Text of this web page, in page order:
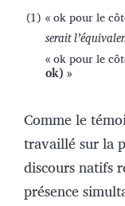
(1) « ok pour le
serait
« ok pour le
ok) »
Comme le
travaillé sur la
discours natifs
présence